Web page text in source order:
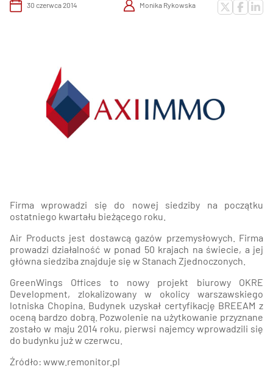
30 czerwca 2014 Monika Rykowska
Firma wprowadzi się do nowej siedziby na początku
ostatniego kwartału bieżącego roku.
Air Products jest dostawcą gazów przemysłowych. Firma
prowadzi działalność w ponad 50 krajach na świecie, a jej
główna siedziba znajduje się w Stanach Zjednoczonych.
GreenWings Offices to nowy projekt biurowy OKRE
Development, zlokalizowany w okolicy warszawskiego
lotniska Chopina. Budynek uzyskał certyfikację BREEAM z
oceną bardzo dobrą. Pozwolenie na użytkowanie przyznane
zostało w maju 2014 roku, pierwsi najemcy wprowadzili się
do budynku już w czerwcu.
Źródło: www.remonitor.pl